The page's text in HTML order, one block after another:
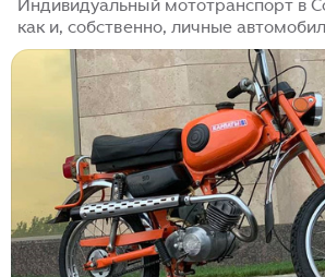
использования.
Индивидуальный мототранспорт в
как и, собственно, личные
втором плане. До конца 70-х с
застой. Нет, кто хотел, тот мог
мотоцикл или мотороллер, причем
очередей и по доступной цене. Но
Олимпиадой-80 советская
неожиданно для всех, развернула
мотоциклов сразу нескольких
качество мопедов удивило даже
ценителей – подростков. Именно